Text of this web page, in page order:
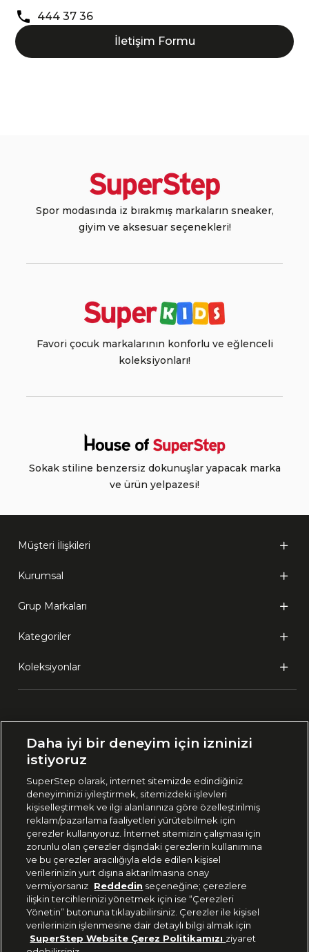
444 37 36
İletişim Formu
Spor modasında iz bırakmış markaların sneaker,
giyim ve aksesuar seçenekleri!
Favori çocuk markalarının konforlu ve eğlenceli
koleksiyonları!
Sokak stiline benzersiz dokunuşlar yapacak marka
ve ürün yelpazesi!
Müşteri İlişkileri
Kurumsal
Grup Markaları
Kategoriler
Koleksiyonlar
🇹🇷 Türkiye
444 37 36
Uygulamadan Takip Edin
Bizi Takip Edin
Daha iyi bir deneyim için izninizi
istiyoruz
SuperStep olarak, internet sitemizde edindiğiniz
deneyiminizi iyileştirmek, sitemizdeki işlevleri
kişiselleştirmek ve ilgi alanlarınıza göre özelleştirilmiş
reklam/pazarlama faaliyetleri yürütebilmek için
çerezler kullanıyoruz. İnternet sitemizin çalışması için
zorunlu olan çerezler dışındaki çerezlerin kullanımına
ve bu çerezler aracılığıyla elde edilen kişisel
verilerinizin yurt dışına aktarılmasına onay
vermiyorsanız Reddedin seçeneğine; çerezlere
ilişkin tercihlerinizi yönetmek için ise “Çerezleri
Yönetin” butonuna tıklayabilirsiniz. Çerezler ile kişisel
verilerinizin işlenmesine dair detaylı bilgi almak için
SuperStep Website Çerez Politikamızı ziyaret